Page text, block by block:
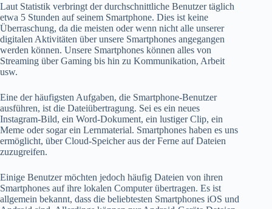
Laut Statistik verbringt der durchschnittliche Benutzer täglich
etwa 5 Stunden auf seinem Smartphone. Dies ist keine
Überraschung, da die meisten oder wenn nicht alle unserer
digitalen Aktivitäten über unsere Smartphones angegangen
werden können. Unsere Smartphones können alles von
Streaming über Gaming bis hin zu Kommunikation, Arbeit
usw.
Eine der häufigsten Aufgaben, die Smartphone-Benutzer
ausführen, ist die Dateiübertragung. Sei es ein neues
Instagram-Bild, ein Word-Dokument, ein lustiger Clip, ein
Meme oder sogar ein Lernmaterial. Smartphones haben es uns
ermöglicht, über Cloud-Speicher aus der Ferne auf Dateien
zuzugreifen.
Einige Benutzer möchten jedoch häufig Dateien von ihren
Smartphones auf ihre lokalen Computer übertragen. Es ist
allgemein bekannt, dass die beliebtesten Smartphones iOS und